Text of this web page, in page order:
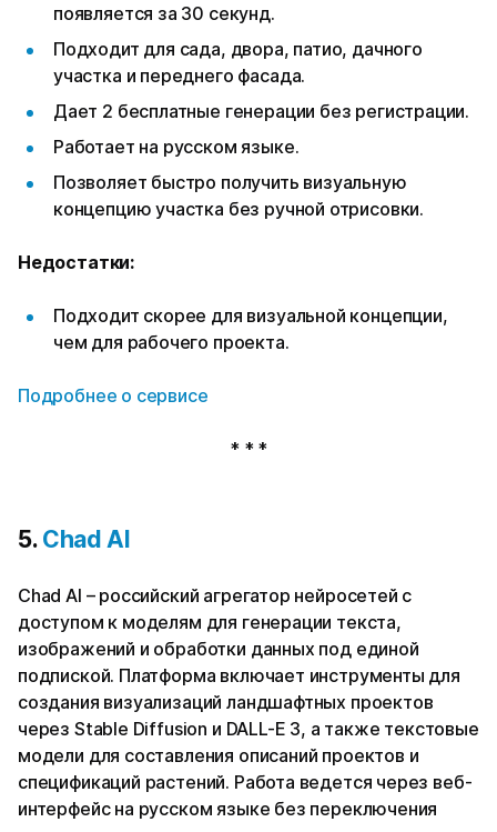
появляется за 30 секунд.
Подходит для сада, двора, патио, дачного
участка и переднего фасада.
Дает 2 бесплатные генерации без регистрации.
Работает на русском языке.
Позволяет быстро получить визуальную
концепцию участка без ручной отрисовки.
Недостатки:
Подходит скорее для визуальной концепции,
чем для рабочего проекта.
Подробнее о сервисе
* * *
5. Chad AI
Chad AI – российский агрегатор нейросетей с
доступом к моделям для генерации текста,
изображений и обработки данных под единой
подпиской. Платформа включает инструменты для
создания визуализаций ландшафтных проектов
через Stable Diffusion и DALL-E 3, а также текстовые
модели для составления описаний проектов и
спецификаций растений. Работа ведется через веб-
интерфейс на русском языке без переключения